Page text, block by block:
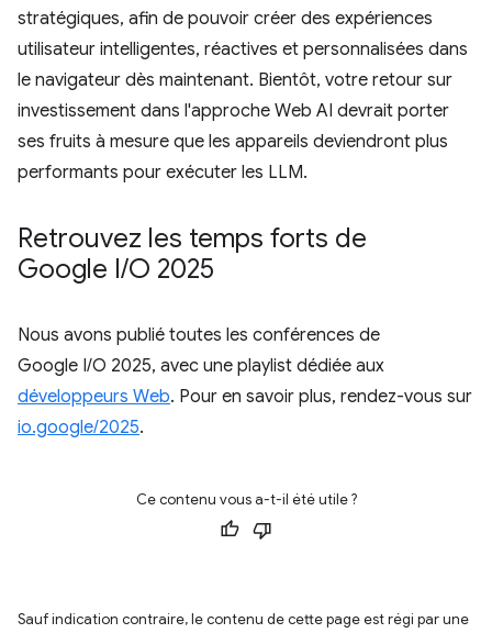
stratégiques, afin de pouvoir créer des expériences
utilisateur intelligentes, réactives et personnalisées dans
le navigateur dès maintenant. Bientôt, votre retour sur
investissement dans l'approche Web AI devrait porter
ses fruits à mesure que les appareils deviendront plus
performants pour exécuter les LLM.
Retrouvez les temps forts de
Google I/O 2025
Nous avons publié toutes les conférences de
Google I/O 2025, avec une playlist dédiée aux
développeurs Web. Pour en savoir plus, rendez-vous sur
io.google/2025.
Ce contenu vous a-t-il été utile ?
Sauf indication contraire, le contenu de cette page est régi par une